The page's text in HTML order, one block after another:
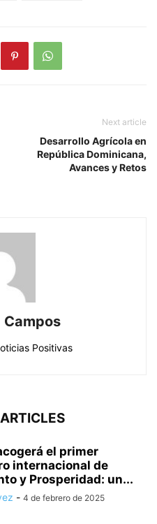
Next article
Desarrollo Agrícola en
República Dominicana,
Avances y Retos
Campos
Positivas
el primer
internacional de
y Prosperidad: un...
- 4 de febrero de 2025